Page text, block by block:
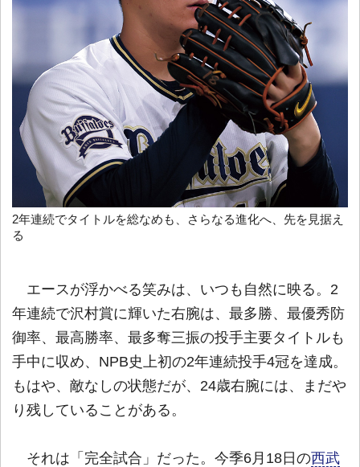
2年連続でタイトルを総なめも、さらなる進化へ、先を見据え
る
エースが浮かべる笑みは、いつも自然に映る。2
年連続で沢村賞に輝いた右腕は、最多勝、最優秀防
御率、最高勝率、最多奪三振の投手主要タイトルも
手中に収め、NPB史上初の2年連続投手4冠を達成。
もはや、敵なしの状態だが、24歳右腕には、まだや
り残していることがある。
それは「完全試合」だった。今季6月18日の西武